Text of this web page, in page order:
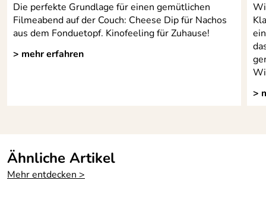
Die perfekte Grundlage für einen gemütlichen
Filmeabend auf der Couch: Cheese Dip für Nachos
aus dem Fonduetopf. Kinofeeling für Zuhause!
> mehr erfahren
>
Ähnliche Artikel
Mehr entdecken >